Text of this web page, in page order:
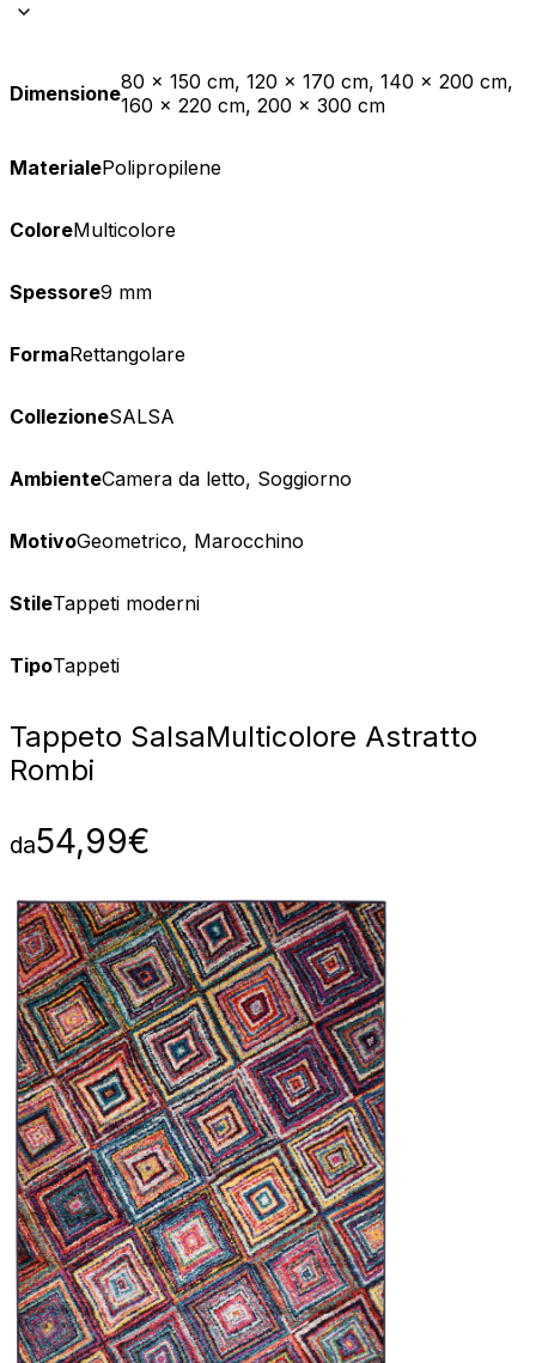
Dimensione80 x 150 cm, 120 x 170 cm, 140 x 200 cm,
160 x 220 cm, 200 x 300 cm
MaterialePolipropilene
ColoreMulticolore
Spessore9 mm
FormaRettangolare
CollezioneSALSA
AmbienteCamera da letto, Soggiorno
MotivoGeometrico, Marocchino
StileTappeti moderni
TipoTappeti
Tappeto SalsaMulticolore Astratto
Rombi
da54,99€